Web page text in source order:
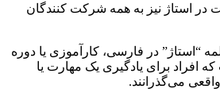
در استاژ نیز به همه شرکت کنندگان
“استاژ” در فارسی، کارآموزی یا دوره
افراد برای یادگیری یک مهارت یا
می‌گذرانند.